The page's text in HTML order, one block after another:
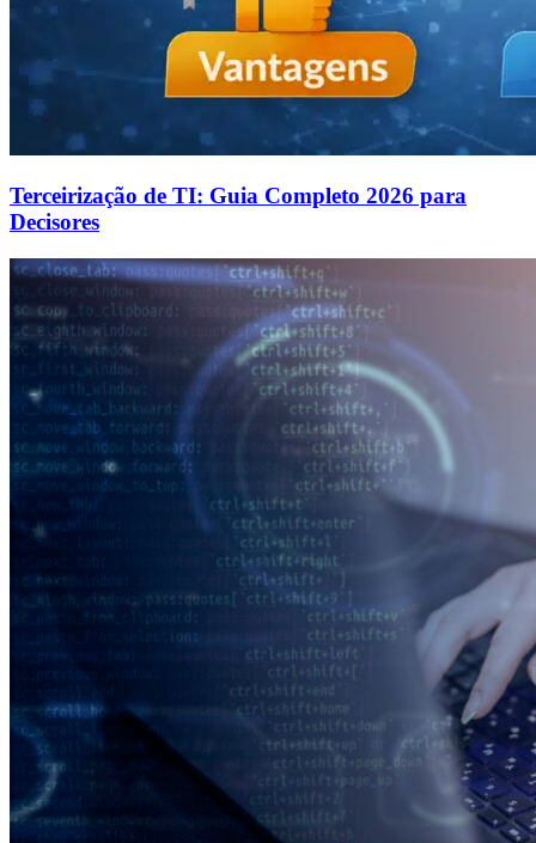
Terceirização de TI: Guia Completo 2026 para
Decisores